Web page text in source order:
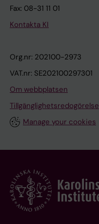
Fax: 08-31 11 01
Kontakta KI
Org.nr: 202100-2973
VAT.nr: SE202100297301
Om webbplatsen
Tillgänglighetsredogörelse
Manage your cookies